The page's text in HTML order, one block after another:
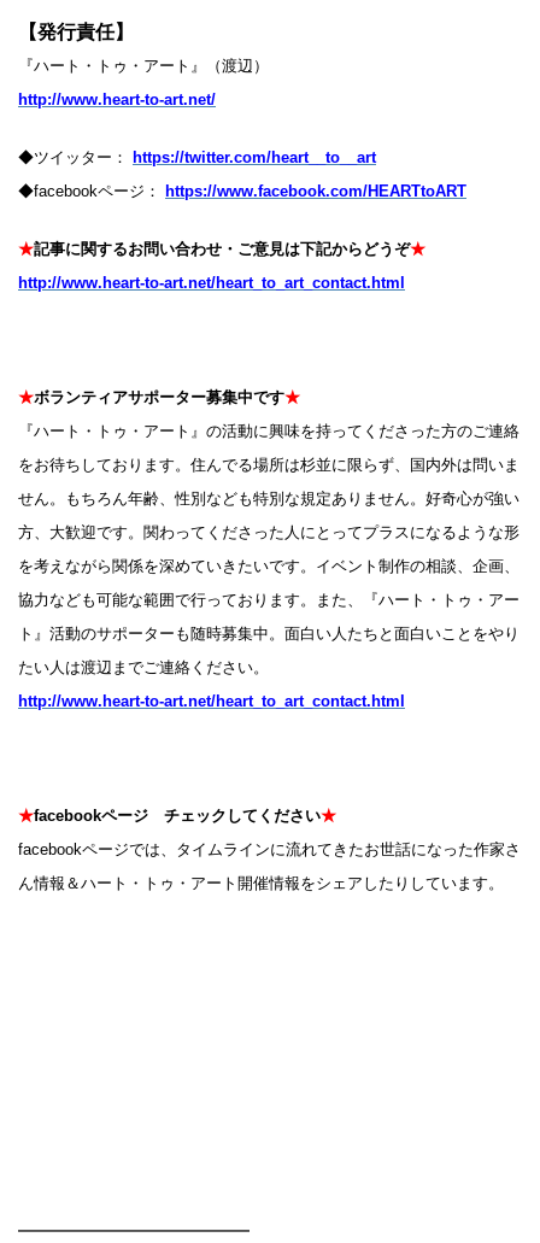
【発行責任】
『ハート・トゥ・アート』（渡辺）
http://www.heart-to-art.net/
◆ツイッター： https://twitter.com/heart__to__art
◆facebookページ： https://www.facebook.com/HEARTtoART
★記事に関するお問い合わせ・ご意見は下記からどうぞ★
http://www.heart-to-art.net/heart_to_art_contact.html
★ボランティアサポーター募集中です★
『ハート・トゥ・アート』の活動に興味を持ってくださった方のご連絡
をお待ちしております。住んでる場所は杉並に限らず、国内外は問いま
せん。もちろん年齢、性別なども特別な規定ありません。好奇心が強い
方、大歓迎です。関わってくださった人にとってプラスになるような形
を考えながら関係を深めていきたいです。イベント制作の相談、企画、
協力なども可能な範囲で行っております。また、『ハート・トゥ・アー
ト』活動のサポーターも随時募集中。面白い人たちと面白いことをやり
たい人は渡辺までご連絡ください。
http://www.heart-to-art.net/heart_to_art_contact.html
★facebookページ チェックしてください★
facebookページでは、タイムラインに流れてきたお世話になった作家さ
ん情報＆ハート・トゥ・アート開催情報をシェアしたりしています。
━━━━━━━━━━━━